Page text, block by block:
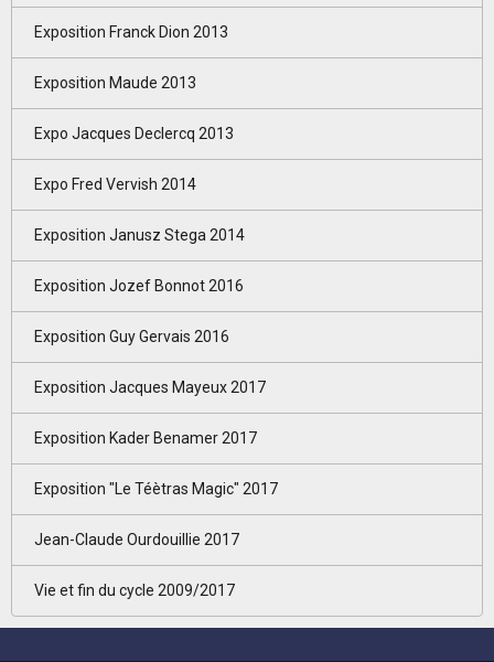
Exposition Franck Dion 2013
Exposition Maude 2013
Expo Jacques Declercq 2013
Expo Fred Vervish 2014
Exposition Janusz Stega 2014
Exposition Jozef Bonnot 2016
Exposition Guy Gervais 2016
Exposition Jacques Mayeux 2017
Exposition Kader Benamer 2017
Exposition "Le Téètras Magic" 2017
Jean-Claude Ourdouillie 2017
Vie et fin du cycle 2009/2017